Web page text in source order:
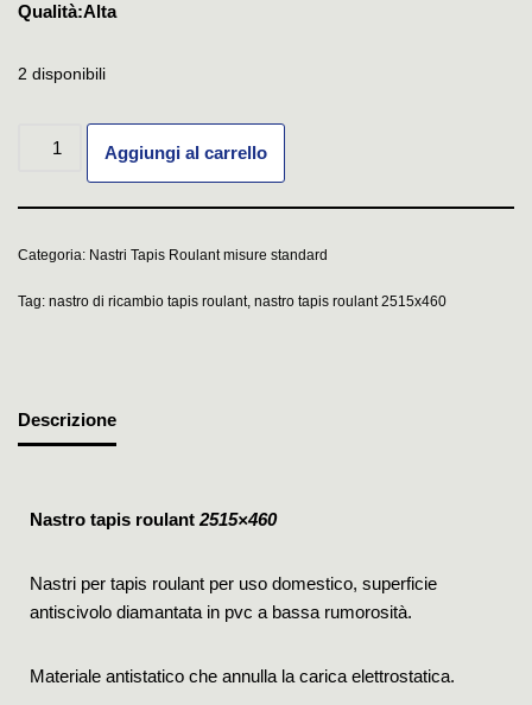
Qualità:Alta
2 disponibili
Aggiungi al carrello
Categoria: Nastri Tapis Roulant misure standard
Tag: nastro di ricambio tapis roulant, nastro tapis roulant 2515x460
Descrizione
Nastro tapis roulant 2515×460
Nastri per tapis roulant per uso domestico, superficie
antiscivolo diamantata in pvc a bassa rumorosità.
Materiale antistatico che annulla la carica elettrostatica.